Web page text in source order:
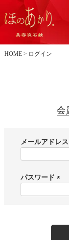
HOME ログイン
会
メールアドレス
パスワード